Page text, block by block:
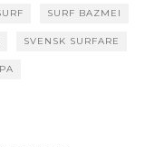
SURF BAZMEI
SVENSK SURFARE